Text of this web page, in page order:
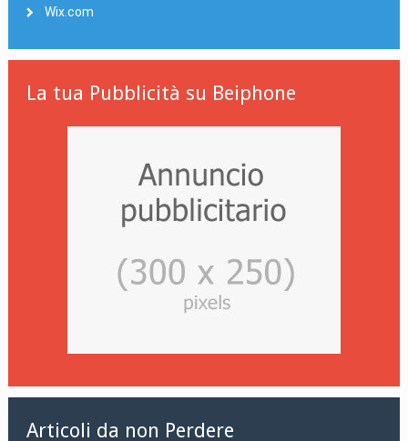
Wix.com
La tua Pubblicità su Beiphone
Articoli da non Perdere